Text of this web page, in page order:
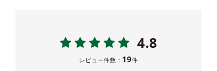
4.8
レビュー件数： 19件